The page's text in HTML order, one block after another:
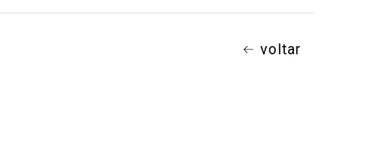
voltar